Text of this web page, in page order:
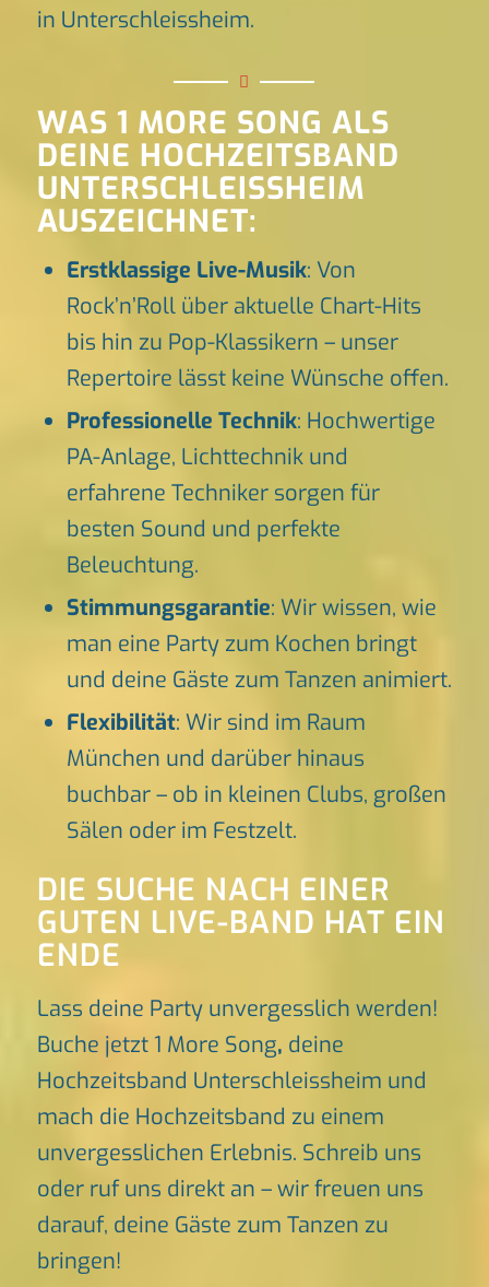
in Unterschleissheim.
WAS 1 MORE SONG ALS
DEINE HOCHZEITSBAND
UNTERSCHLEISSHEIM
AUSZEICHNET:
Erstklassige Live-Musik: Von
Rock’n’Roll über aktuelle Chart-Hits
bis hin zu Pop-Klassikern – unser
Repertoire lässt keine Wünsche offen.
Professionelle Technik: Hochwertige
PA-Anlage, Lichttechnik und
erfahrene Techniker sorgen für
besten Sound und perfekte
Beleuchtung.
Stimmungsgarantie: Wir wissen, wie
man eine Party zum Kochen bringt
und deine Gäste zum Tanzen animiert.
Flexibilität: Wir sind im Raum
München und darüber hinaus
buchbar – ob in kleinen Clubs, großen
Sälen oder im Festzelt.
DIE SUCHE NACH EINER
GUTEN LIVE-BAND HAT EIN
ENDE
Lass deine Party unvergesslich werden!
Buche jetzt 1 More Song, deine
Hochzeitsband Unterschleissheim und
mach die Hochzeitsband zu einem
unvergesslichen Erlebnis. Schreib uns
oder ruf uns direkt an – wir freuen uns
darauf, deine Gäste zum Tanzen zu
bringen!